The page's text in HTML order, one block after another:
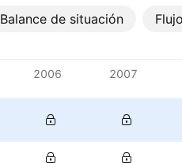
Balance de situación
2006 2007